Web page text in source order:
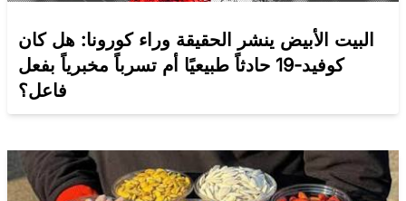
البيت الأبيض ينشر الحقيقة وراء كورونا: هل كان
كوفيد-19 حادثاً طبيعيًا أم تسرباً مخبرياً بفعل
فاعل؟